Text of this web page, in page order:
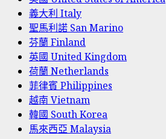
義大利 Italy
聖馬利諾 San Marino
芬蘭 Finland
英國 United Kingdom
荷蘭 Netherlands
菲律賓 Philippines
越南 Vietnam
韓國 South Korea
馬來西亞 Malaysia